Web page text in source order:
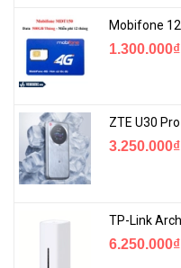
1.300.000₫
3.250.000₫
6.250.000₫